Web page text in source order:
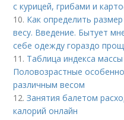
с курицей, грибами и
10. Как определить
весу. Введение. Бытует
себе одежду гораздо
11. Таблица индекса
Половозрастные
различным весом
12.Занятия балетом
калорий онлайн